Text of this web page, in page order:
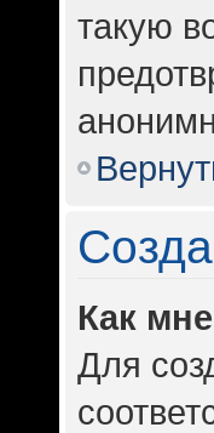
такую
Как
Для